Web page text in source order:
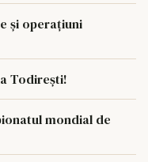
și operațiuni
Todirești!
mondial de